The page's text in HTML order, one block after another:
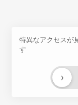
特異なアクセスが
す
›